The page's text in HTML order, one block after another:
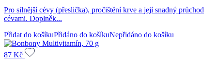
Pro silnější cévy (přeslička), pročištění krve a její snadný průchod
cévami. Doplněk...
Přidat do košíkuPřidáno do košíkuNepřidáno do košíku
87 Kč